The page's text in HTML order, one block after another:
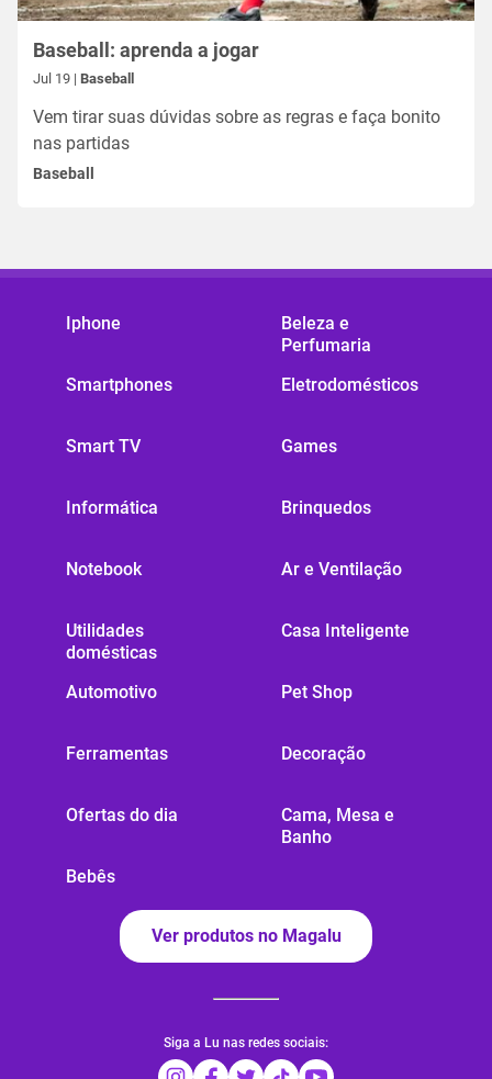
Baseball: aprenda a jogar
Jul 19 | Baseball
Vem tirar suas dúvidas sobre as regras e faça bonito
nas partidas
Baseball
Iphone
Smartphones
Smart TV
Informática
Notebook
Utilidades
domésticas
Automotivo
Ferramentas
Ofertas do dia
Bebês
Beleza e
Perfumaria
Eletrodomésticos
Games
Brinquedos
Ar e Ventilação
Casa Inteligente
Pet Shop
Decoração
Cama, Mesa e
Banho
Ver produtos no Magalu
Siga a Lu nas redes sociais: